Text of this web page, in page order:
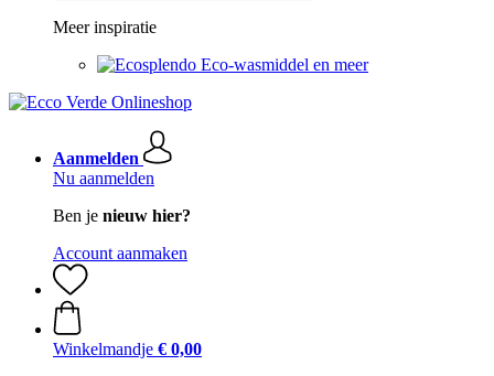
Meer inspiratie
Eco-wasmiddel en meer
Aanmelden
Nu aanmelden
Ben je nieuw hier?
Account aanmaken
Winkelmandje € 0,00